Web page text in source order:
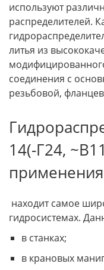
используют
распределителей.
литья из
соединения с
резьбовой,
14(-Г24,
применения
находит самое
гидросистемах.
в станках;
в крановых